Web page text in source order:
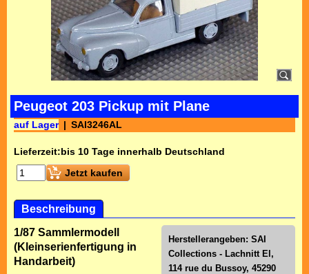
Peugeot 203 Pickup mit Plane
auf Lager SAI3246AL
Lieferzeit:bis 10 Tage innerhalb Deutschland
Jetzt kaufen
Beschreibung
Herstellerangeben: SAI
Collections - Lachnitt El,
114 rue du Bussoy, 45290
1/87 Sammlermodell
(Kleinserienfertigung in
Handarbeit)